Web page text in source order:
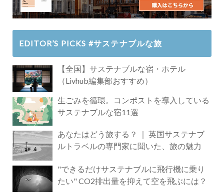
EDITOR’S PICKS #サステナブルな旅
【全国】サステナブルな宿・ホテル
（Livhub編集部おすすめ）
生ごみを循環。コンポストを導入している
サステナブルな宿11選
あなたはどう旅する？ ｜ 英国サステナブ
ルトラベルの専門家に聞いた、旅の魅力
"できるだけサステナブルに飛行機に乗り
たい" CO2排出量を抑えて空を飛ぶには？